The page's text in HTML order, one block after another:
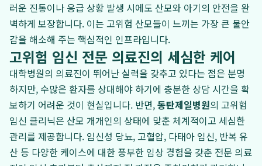
러운 진통이나 응급 상황 발생 시에도 산모와 아기의 안전을 완
벽하게 보장합니다. 이는 고위험 산모들이 느끼는 가장 큰 불안
감을 해소해 주는 핵심적인 인프라입니다.
고위험 임신 전문 의료진의 세심한 케어
대학병원의 의료진이 뛰어난 실력을 갖추고 있다는 점은 분명
하지만, 수많은 환자를 상대해야 하기에 충분한 상담 시간을 확
보하기 어려운 것이 현실입니다. 반면,동탄제일병원의 고위험
임신 클리닉은 산모 개개인의 상태에 맞춘 체계적이고 세심한
관리를 제공합니다. 임신성 당뇨, 고혈압, 다태아 임신, 반복 유
산 등 다양한 케이스에 대한 풍부한 임상 경험을 갖춘 전문 의료